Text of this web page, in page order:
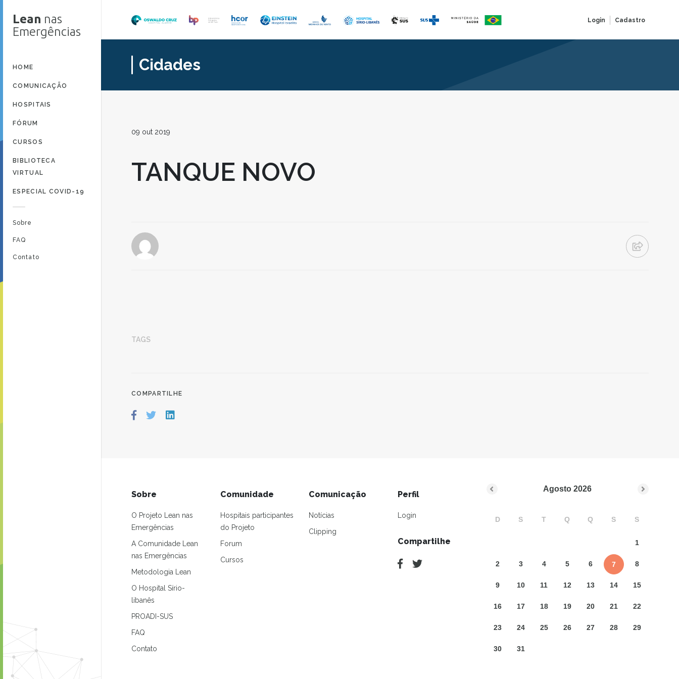
Login Cadastro
Lean nas
Emergências
HOME
COMUNICAÇÃO
HOSPITAIS
FÓRUM
CURSOS
BIBLIOTECA
VIRTUAL
ESPECIAL COVID-19
Sobre
FAQ
Contato
Cidades
09 out 2019
TANQUE NOVO
TAGS
COMPARTILHE
Sobre
O Projeto Lean nas
Emergências
A Comunidade Lean
nas Emergências
Metodologia Lean
O Hospital Sírio-
libanês
PROADI-SUS
FAQ
Contato
Comunidade
Hospitais participantes
do Projeto
Forum
Cursos
Comunicação
Notícias
Clipping
Perfil
Login
Compartilhe
Agosto 2026
D S T Q Q S S
1
2 3 4 5 6 7 8
9 10 11 12 13 14 15
16 17 18 19 20 21 22
23 24 25 26 27 28 29
30 31